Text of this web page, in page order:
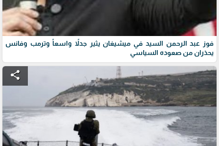
فوز عبد الرحمن السيد في ميشيغان يثير جدلاً واسعاً وترمب وفانس
يحذران من صعوده السياسي
share